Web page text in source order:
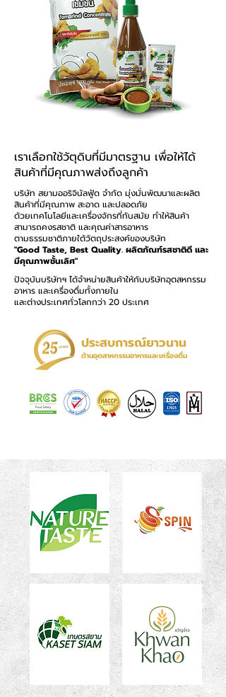
เราเลือกใช้วัตุดิบที่มีมาตรฐาน เพื่อให้ได้
สินค้าที่มีคุณภาพส่งถึงลูกค้า
บริษัท สยามออริจินัลฟู้ด จำกัด มุ่งมั่นพัฒนาและผลิต
สินค้าที่มีคุณภาพ สะอาด และปลอดภัย
ด้วยเทคโนโลยีและเครื่องจักรที่ทันสมัย ทำให้สินค้า
สามารถคงรสชาติ และคุณค่าสารอาหาร
ตามธรรมชาติภายใต้วัตถุประสงค์ของบริษัท
"Good Taste, Best Quality. ผลิตภัณฑ์รสชาติดี และ
มีคุณภาพชั้นเลิศ"
ปัจจุบันบริษัทฯ ได้จำหน่ายสินค้าให้กับบริษัทอุตสหกรรม
อาหาร และเครื่องดื่มทั้งภายใน
และต่างประเทศทั่วโลกกว่า 20 ประเทศ
ประสบการณ์ยาวนาน
ด้านอุตสาหกรรมอาหารและเครื่องดื่ม